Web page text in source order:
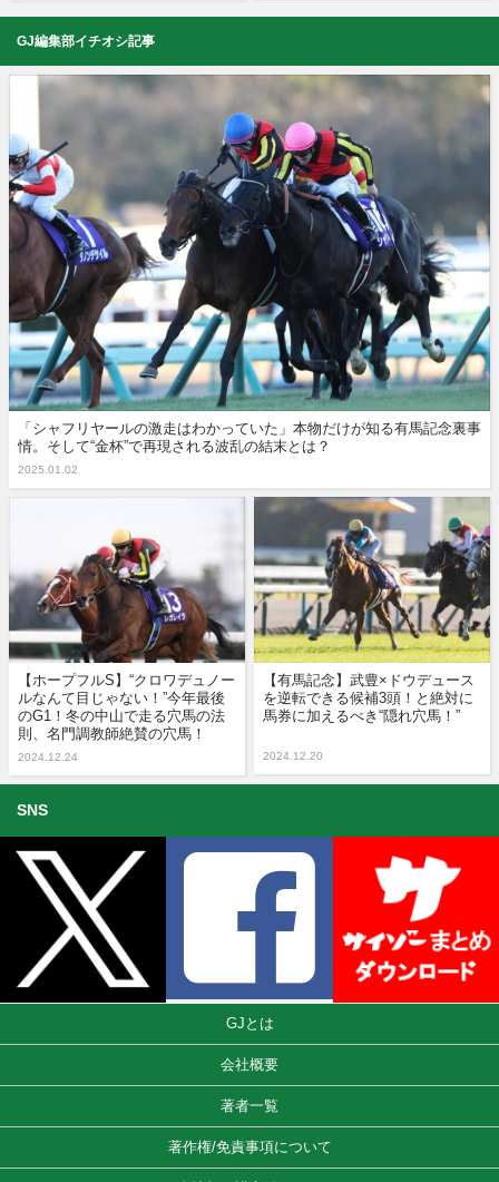
GJ編集部イチオシ記事
「シャフリヤールの激走はわかっていた」本物だけが知る有馬記念裏事
情。そして“金杯”で再現される波乱の結末とは？
2025.01.02
【ホープフルS】“クロワデュノー
ルなんて目じゃない！”今年最後
のG1！冬の中山で走る穴馬の法
則、名門調教師絶賛の穴馬！
2024.12.24
【有馬記念】武豊×ドウデュース
を逆転できる候補3頭！と絶対に
馬券に加えるべき“隠れ穴馬！”
2024.12.20
SNS
GJとは
会社概要
著者一覧
著作権/免責事項について